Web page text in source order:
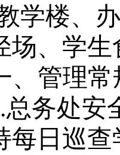
学楼、
场、学
、管理常
总务处安
每日巡